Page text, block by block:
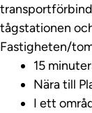
tågstationen
Fastigheten/
15
Nära till
I ett